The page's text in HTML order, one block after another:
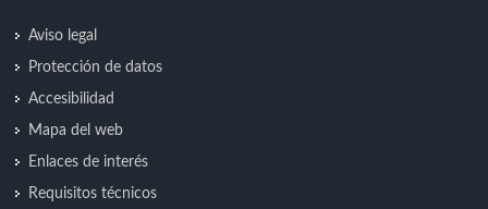
Aviso legal
Protección de datos
Accesibilidad
Mapa del web
Enlaces de interés
Requisitos técnicos